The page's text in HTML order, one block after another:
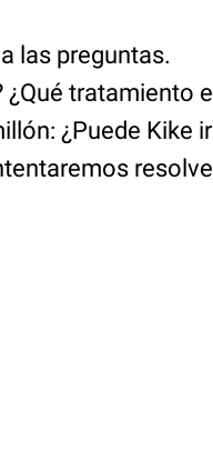
las preguntas.
tratamiento
¿Puede Kike